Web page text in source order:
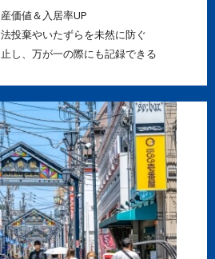
価値＆入居率UP
投棄やいたずらを未然に防ぐ
し、万が一の際にも記録できる